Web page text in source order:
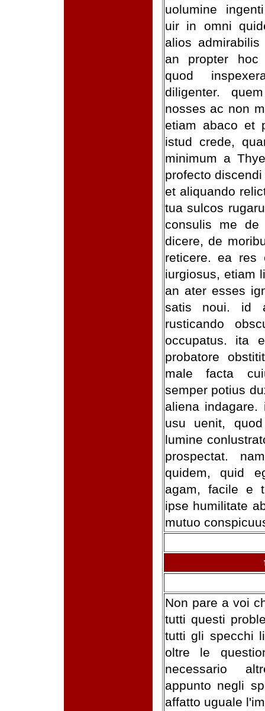
uolumine
uir in omni
alios
an propter hoc
quod
diligenter.
nosses ac non
etiam abaco et
istud crede,
minimum a
profecto
et aliquando
tua sulcos
consulis me de
dicere, de
reticere. ea res
iurgiosus, etiam
an ater esses
satis noui. id
rusticando
occupatus. ita
probatore
male facta
semper potius
aliena
usu uenit,
lumine
prospectat.
quidem, quid
agam, facile e
ipse humilitate
mutuo
Non pare a voi
tutti questi
tutti gli specchi
oltre le
necessario
appunto negli
affatto uguale